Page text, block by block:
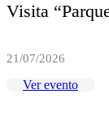
Visita
21/07/2026
Ver evento